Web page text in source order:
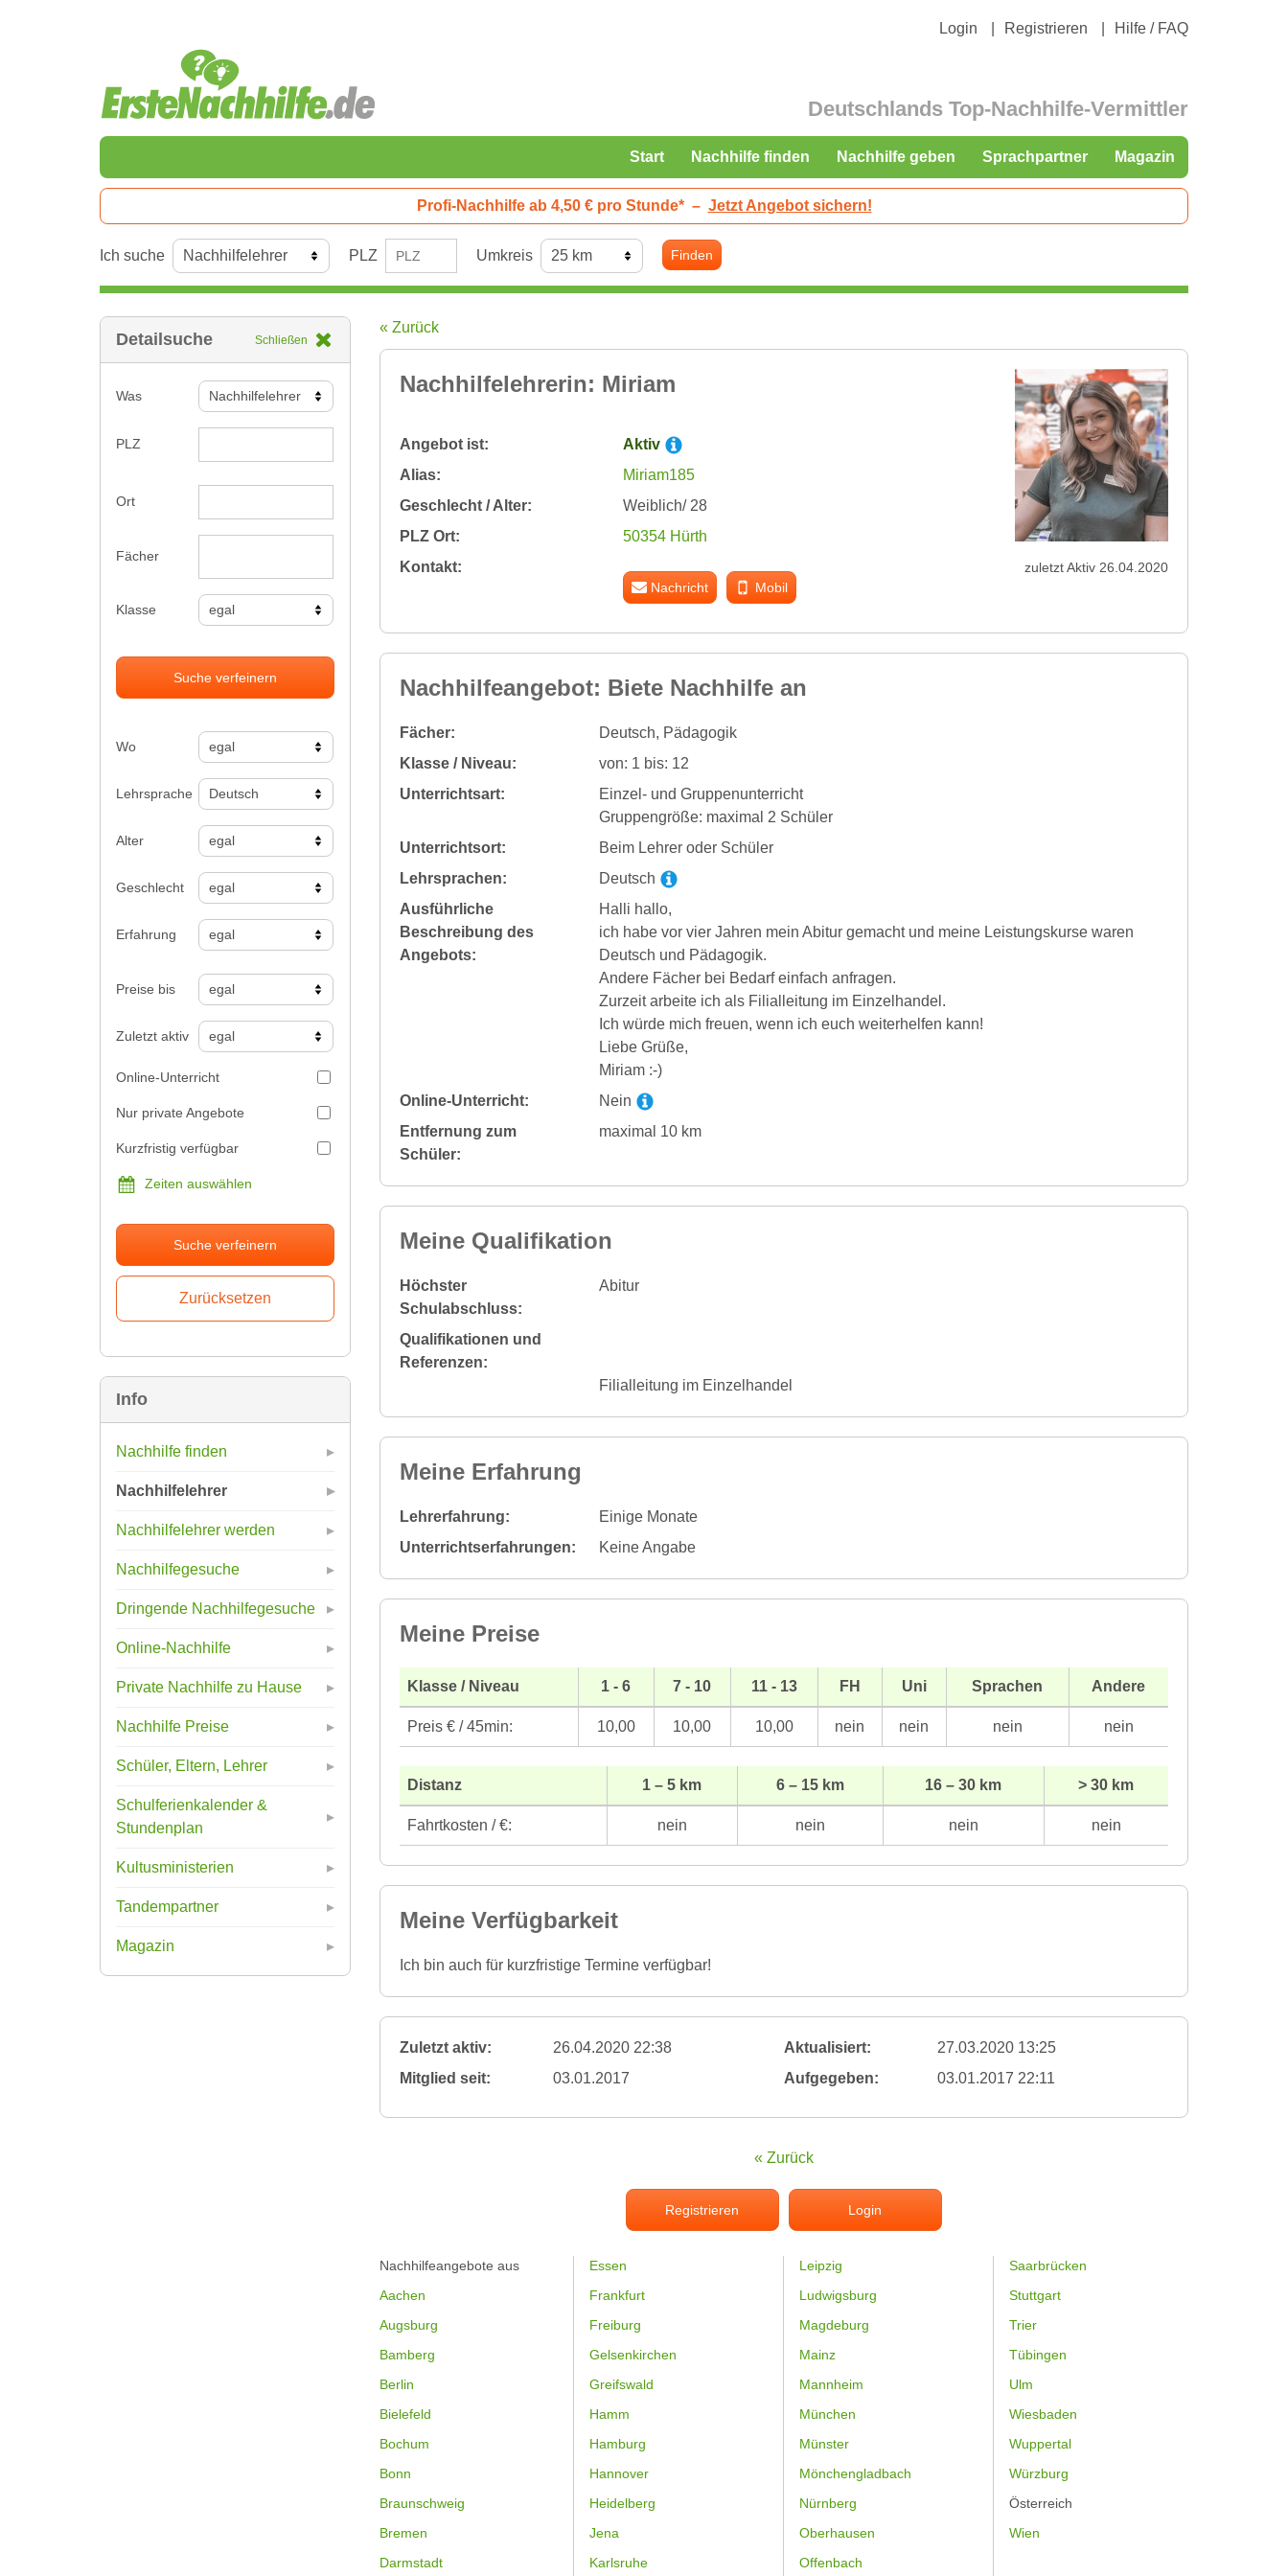
Login Registrieren Hilfe / FAQ
Deutschlands Top-Nachhilfe-Vermittler
Start Nachhilfe finden Nachhilfe geben Sprachpartner Magazin
Profi-Nachhilfe ab 4,50 € pro Stunde* – Jetzt Angebot sichern!
Ich suche PLZ Umkreis Finden
Detailsuche Schließen
Was
PLZ
Ort
Fächer
Klasse
Suche verfeinern
Wo
Lehrsprache
Alter
Geschlecht
Erfahrung
Preise bis
Zuletzt aktiv
Online-Unterricht
Nur private Angebote
Kurzfristig verfügbar
Zeiten auswählen
Suche verfeinern
Info
Nachhilfe finden
Nachhilfelehrer
Nachhilfelehrer werden
Nachhilfegesuche
Dringende Nachhilfegesuche
Online-Nachhilfe
Private Nachhilfe zu Hause
Nachhilfe Preise
Schüler, Eltern, Lehrer
Schulferienkalender &
Stundenplan
Kultusministerien
Tandempartner
Magazin
« Zurück
Nachhilfelehrerin: Miriam
Angebot ist:
Aktiv
Alias:
Miriam185
Geschlecht / Alter:
Weiblich/ 28
PLZ Ort:
50354 Hürth
Kontakt:
Nachricht Mobil
zuletzt Aktiv 26.04.2020
Nachhilfeangebot: Biete Nachhilfe an
Fächer:
Deutsch, Pädagogik
Klasse / Niveau:
von: 1 bis: 12
Unterrichtsart:
Einzel- und Gruppenunterricht
Gruppengröße: maximal 2 Schüler
Unterrichtsort:
Beim Lehrer oder Schüler
Lehrsprachen:
Deutsch
Ausführliche
Beschreibung des
Angebots:
Halli hallo,
ich habe vor vier Jahren mein Abitur gemacht und meine Leistungskurse waren
Deutsch und Pädagogik.
Andere Fächer bei Bedarf einfach anfragen.
Zurzeit arbeite ich als Filialleitung im Einzelhandel.
Ich würde mich freuen, wenn ich euch weiterhelfen kann!
Liebe Grüße,
Miriam :-)
Online-Unterricht:
Nein
Entfernung zum
Schüler:
maximal 10 km
Meine Qualifikation
Höchster
Schulabschluss:
Abitur
Qualifikationen und
Referenzen:
Filialleitung im Einzelhandel
Meine Erfahrung
Lehrerfahrung:
Einige Monate
Unterrichtserfahrungen:
Keine Angabe
Meine Preise
Klasse / Niveau 1 - 6 7 - 10 11 - 13 FH Uni Sprachen Andere
Preis € / 45min: 10,00 10,00 10,00 nein nein nein nein
Distanz 1 – 5 km 6 – 15 km 16 – 30 km > 30 km
Fahrtkosten / €: nein nein nein nein
Meine Verfügbarkeit
Ich bin auch für kurzfristige Termine verfügbar!
Zuletzt aktiv: 26.04.2020 22:38 Aktualisiert:
27.03.2020 13:25
Mitglied seit:
03.01.2017 Aufgegeben: 03.01.2017 22:11
« Zurück
Registrieren Login
Nachhilfeangebote aus
Aachen
Augsburg
Bamberg
Berlin
Bielefeld
Bochum
Bonn
Braunschweig
Bremen
Darmstadt
Essen
Frankfurt
Freiburg
Gelsenkirchen
Greifswald
Hamm
Hamburg
Hannover
Heidelberg
Jena
Karlsruhe
Leipzig
Ludwigsburg
Magdeburg
Mainz
Mannheim
München
Münster
Mönchengladbach
Nürnberg
Oberhausen
Offenbach
Saarbrücken
Stuttgart
Trier
Tübingen
Ulm
Wiesbaden
Wuppertal
Würzburg
Österreich
Wien